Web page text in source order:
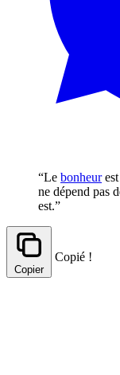
“Le bonheurest
ne dépend pas
est.”
Copier
Copié !